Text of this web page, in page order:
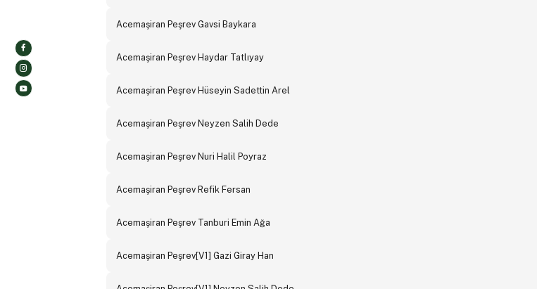
Acemaşiran Peşrev Gavsi Baykara
Acemaşiran Peşrev Haydar Tatlıyay
Acemaşiran Peşrev Hüseyin Sadettin Arel
Acemaşiran Peşrev Neyzen Salih Dede
Acemaşiran Peşrev Nuri Halil Poyraz
Acemaşiran Peşrev Refik Fersan
Acemaşiran Peşrev Tanburi Emin Ağa
Acemaşiran Peşrev[V1] Gazi Giray Han